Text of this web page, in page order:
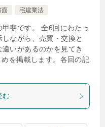
面 宅建業法
斐です。 全6回にわたっ
ながら、売買・交換と
いがあるのかを見てき
を掲載します。各回の記
む